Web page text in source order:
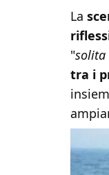
La
"solita
tra i